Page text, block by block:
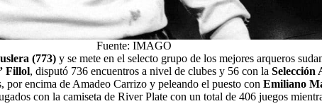
Fuente: IMAGO
(773) y se mete en el selecto grupo de los mejores arqueros
Fillol, disputó 736 encuentros a nivel de clubes y 56 con la Selección
encima de Amadeo Carrizo y peleando el puesto con Emiliano
con la camiseta de River Plate con un total de 406 juegos